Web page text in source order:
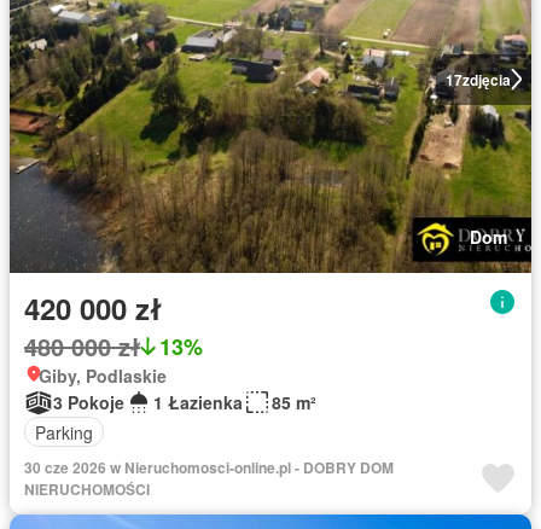
17zdjęcia
Dom
420 000 zł
480 000 zł 13%
Giby, Podlaskie
3 Pokoje
1 Łazienka
85 m²
Parking
30 cze 2026 w Nieruchomosci-online.pl - DOBRY DOM
NIERUCHOMOŚCI